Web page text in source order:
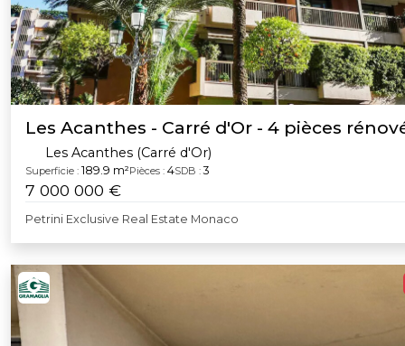
Les Acanthes - Carré d'Or - 4 pièces
Les Acanthes (Carré d'Or)
Superficie : 189.9 m²Pièces : 4SDB : 3
7 000 000 €
Petrini Exclusive Real Estate Monaco